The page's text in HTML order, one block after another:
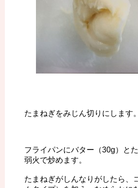
たまねぎをみじん切りにします。
フライパンにバター（30g）と
弱火で炒めます。
たまねぎがしんなりがしたら、